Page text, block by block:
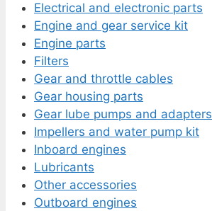
Electrical and electronic parts
Engine and gear service kit
Engine parts
Filters
Gear and throttle cables
Gear housing parts
Gear lube pumps and adapters
Impellers and water pump kit
Inboard engines
Lubricants
Other accessories
Outboard engines